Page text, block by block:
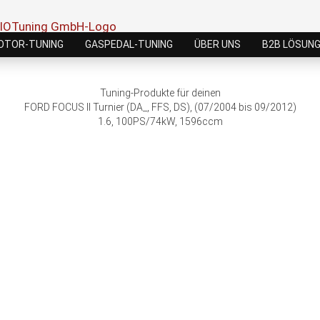
TUNING GASPEDAL-TUNING ÜBER UNS B2B
Tuning-Produkte für deinen
FORD FOCUS II Turnier (DA_, FFS, DS), (07/2004 bis 09/2012)
1.6, 100PS/74kW, 1596ccm